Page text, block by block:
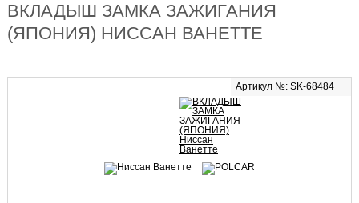
ВКЛАДЫШ ЗАМКА ЗАЖИГАНИЯ
(ЯПОНИЯ) НИССАН ВАНЕТТЕ
Артикул №: SK-68484